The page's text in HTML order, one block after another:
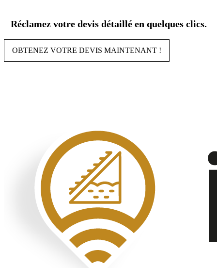
contenu
Réclamez votre devis détaillé en quelques clics.
OBTENEZ VOTRE DEVIS MAINTENANT !